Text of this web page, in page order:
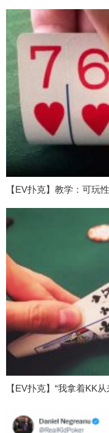
【EV扑克】教学：可玩
【EV扑克】“我拿着KK